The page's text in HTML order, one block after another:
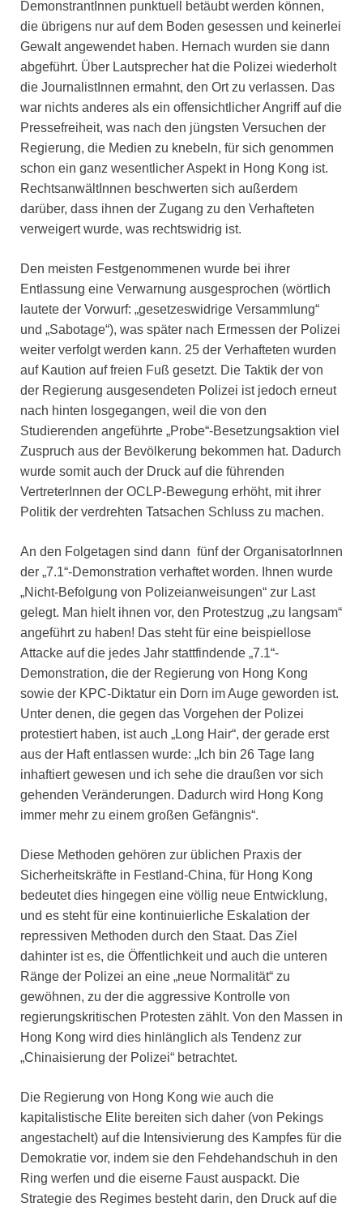
DemonstrantInnen punktuell betäubt werden können,
die übrigens nur auf dem Boden gesessen und keinerlei
Gewalt angewendet haben. Hernach wurden sie dann
abgeführt. Über Lautsprecher hat die Polizei wiederholt
die JournalistInnen ermahnt, den Ort zu verlassen. Das
war nichts anderes als ein offensichtlicher Angriff auf die
Pressefreiheit, was nach den jüngsten Versuchen der
Regierung, die Medien zu knebeln, für sich genommen
schon ein ganz wesentlicher Aspekt in Hong Kong ist.
RechtsanwältInnen beschwerten sich außerdem
darüber, dass ihnen der Zugang zu den Verhafteten
verweigert wurde, was rechtswidrig ist.
Den meisten Festgenommenen wurde bei ihrer
Entlassung eine Verwarnung ausgesprochen (wörtlich
lautete der Vorwurf: „gesetzeswidrige Versammlung“
und „Sabotage“), was später nach Ermessen der Polizei
weiter verfolgt werden kann. 25 der Verhafteten wurden
auf Kaution auf freien Fuß gesetzt. Die Taktik der von
der Regierung ausgesendeten Polizei ist jedoch erneut
nach hinten losgegangen, weil die von den
Studierenden angeführte „Probe“-Besetzungsaktion viel
Zuspruch aus der Bevölkerung bekommen hat. Dadurch
wurde somit auch der Druck auf die führenden
VertreterInnen der OCLP-Bewegung erhöht, mit ihrer
Politik der verdrehten Tatsachen Schluss zu machen.
An den Folgetagen sind dann fünf der OrganisatorInnen
der „7.1“-Demonstration verhaftet worden. Ihnen wurde
„Nicht-Befolgung von Polizeianweisungen“ zur Last
gelegt. Man hielt ihnen vor, den Protestzug „zu langsam“
angeführt zu haben! Das steht für eine beispiellose
Attacke auf die jedes Jahr stattfindende „7.1“-
Demonstration, die der Regierung von Hong Kong
sowie der KPC-Diktatur ein Dorn im Auge geworden ist.
Unter denen, die gegen das Vorgehen der Polizei
protestiert haben, ist auch „Long Hair“, der gerade erst
aus der Haft entlassen wurde: „Ich bin 26 Tage lang
inhaftiert gewesen und ich sehe die draußen vor sich
gehenden Veränderungen. Dadurch wird Hong Kong
immer mehr zu einem großen Gefängnis“.
Diese Methoden gehören zur üblichen Praxis der
Sicherheitskräfte in Festland-China, für Hong Kong
bedeutet dies hingegen eine völlig neue Entwicklung,
und es steht für eine kontinuierliche Eskalation der
repressiven Methoden durch den Staat. Das Ziel
dahinter ist es, die Öffentlichkeit und auch die unteren
Ränge der Polizei an eine „neue Normalität“ zu
gewöhnen, zu der die aggressive Kontrolle von
regierungskritischen Protesten zählt. Von den Massen in
Hong Kong wird dies hinlänglich als Tendenz zur
„Chinaisierung der Polizei“ betrachtet.
Die Regierung von Hong Kong wie auch die
kapitalistische Elite bereiten sich daher (von Pekings
angestachelt) auf die Intensivierung des Kampfes für die
Demokratie vor, indem sie den Fehdehandschuh in den
Ring werfen und die eiserne Faust auspackt. Die
Strategie des Regimes besteht darin, den Druck auf die